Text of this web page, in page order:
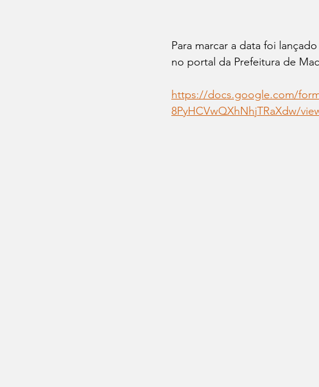
Para marcar a data foi
no portal da Prefeitura de
https://docs.google.com/
8PyHCVwQXhNhjTRaXdw/